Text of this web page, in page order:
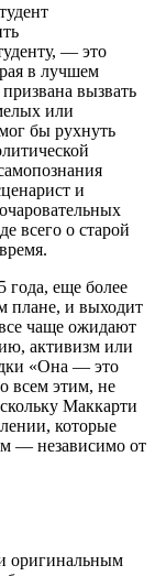
— это
в лучшем
вызвать
или
бы рухнуть
и
всего о старой
года, еще более
плане, и выходит
чаще ожидают
активизм или
«Она — это
всем этим, не
Маккарти
которые
— независимо от
оригинальным